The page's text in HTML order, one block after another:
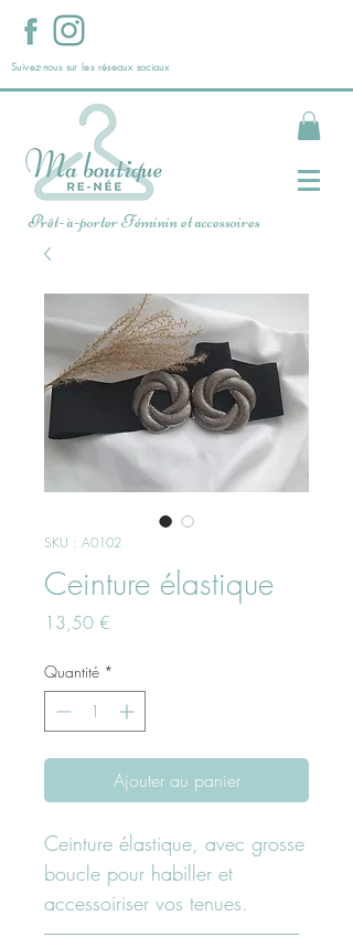
Suivez-nous sur les réseaux sociaux
Prêt- à-porter Féminin et accessoires
SKU : A0102
Ceinture élastique
13,50 €
Quantité *
Ajouter au panier
Ceinture élastique, avec grosse
boucle pour habiller et
accessoiriser vos tenues.
-----------------------------------------------------------------------------